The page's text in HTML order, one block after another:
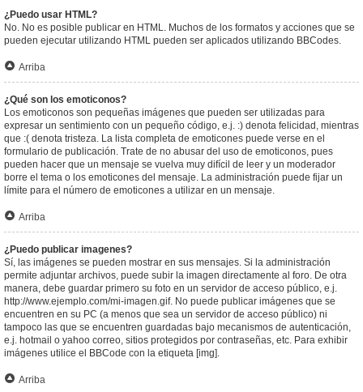
¿Puedo usar HTML?
No. No es posible publicar en HTML. Muchos de los formatos y acciones que se
pueden ejecutar utilizando HTML pueden ser aplicados utilizando BBCodes.
Arriba
¿Qué son los emoticonos?
Los emoticonos son pequeñas imágenes que pueden ser utilizadas para
expresar un sentimiento con un pequeño código, e.j. :) denota felicidad, mientras
que :( denota tristeza. La lista completa de emoticones puede verse en el
formulario de publicación. Trate de no abusar del uso de emoticonos, pues
pueden hacer que un mensaje se vuelva muy difícil de leer y un moderador
borre el tema o los emoticones del mensaje. La administración puede fijar un
límite para el número de emoticones a utilizar en un mensaje.
Arriba
¿Puedo publicar imagenes?
Sí, las imágenes se pueden mostrar en sus mensajes. Si la administración
permite adjuntar archivos, puede subir la imagen directamente al foro. De otra
manera, debe guardar primero su foto en un servidor de acceso público, e.j.
http://www.ejemplo.com/mi-imagen.gif. No puede publicar imágenes que se
encuentren en su PC (a menos que sea un servidor de acceso público) ni
tampoco las que se encuentren guardadas bajo mecanismos de autenticación,
e.j. hotmail o yahoo correo, sitios protegidos por contraseñas, etc. Para exhibir
imágenes utilice el BBCode con la etiqueta [img].
Arriba